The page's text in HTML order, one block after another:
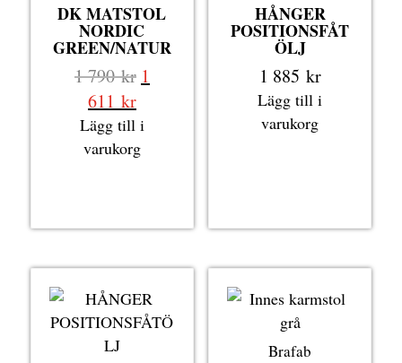
DK MATSTOL
NORDIC
GREEN/NATUR
1 790kr Det
priset
var:
1
611 krDet
nuvarande
priset
Lägg till i
varukorg
HÅNGER
POSITIONSFÅT
ÖLJ
1 885 kr
Lägg till i
varukorg
Brafab